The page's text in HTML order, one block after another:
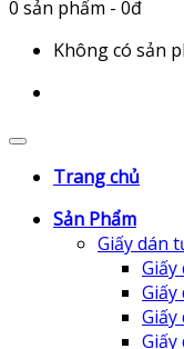
0 sản phẩm - 0đ
Không có sản
Trang chủ
Sản Phẩm
Giấy dán